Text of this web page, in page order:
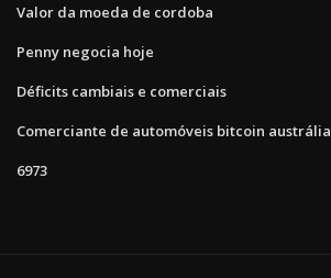
Valor da moeda de cordoba
Penny negocia hoje
Déficits cambiais e comerciais
Comerciante de automóveis bitcoin austrália
6973